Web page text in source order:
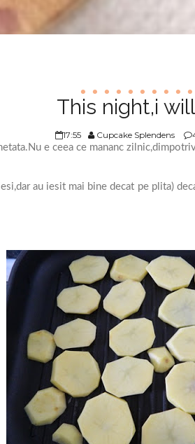
This night,i
17:55 Cupcake Splendens
e ceea ce mananc
au iesit mai bine decat pe plita)